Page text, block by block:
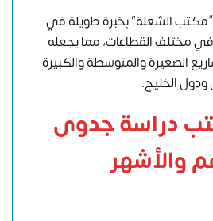
الشعلة” بخبرة طويلة في
مختلف القطاعات، مما يجعله
الصغيرة والمتوسطة والكبيرة
الخليج.
دراسة جدوى
والأشهر